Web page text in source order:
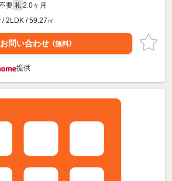
要 礼 2.0ヶ月
/ 2LDK / 59.27㎡
お問い合わせ （無料）
提供